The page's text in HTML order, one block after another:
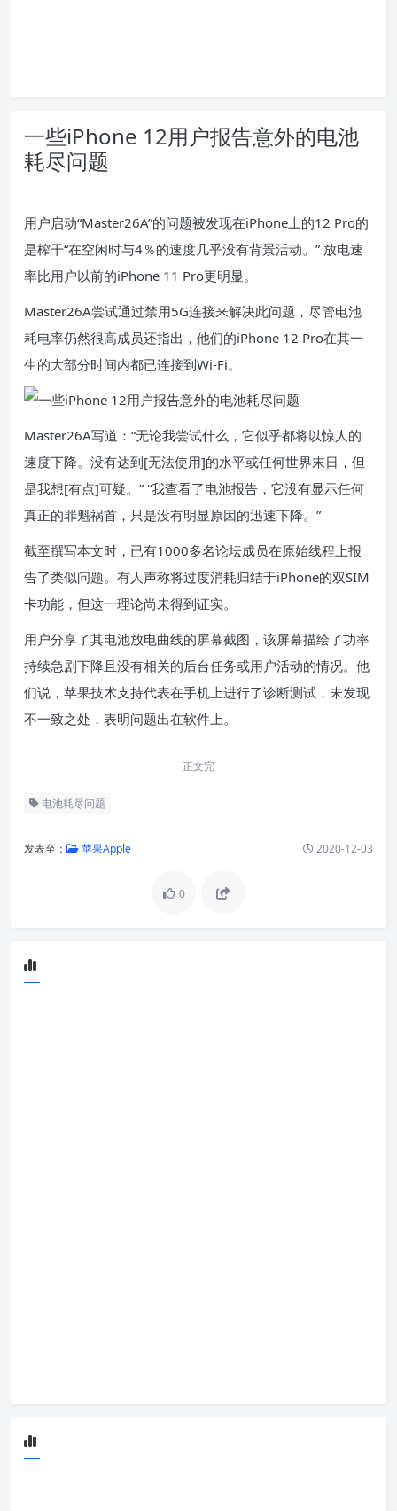
一些iPhone 12用户报告意外的电池
耗尽问题
用户启动“Master26A”的问题被发现在iPhone上的12 Pro的
是榨干“在空闲时与4％的速度几乎没有背景活动。” 放电速
率比用户以前的iPhone 11 Pro更明显。
Master26A尝试通过禁用5G连接来解决此问题，尽管电池
耗电率仍然很高成员还指出，他们的iPhone 12 Pro在其一
生的大部分时间内都已连接到Wi-Fi。
Master26A写道：“无论我尝试什么，它似乎都将以惊人的
速度下降。没有达到[无法使用]的水平或任何世界末日，但
是我想[有点]可疑。” “我查看了电池报告，它没有显示任何
真正的罪魁祸首，只是没有明显原因的迅速下降。”
截至撰写本文时，已有1000多名论坛成员在原始线程上报
告了类似问题。有人声称将过度消耗归结于iPhone的双SIM
卡功能，但这一理论尚未得到证实。
用户分享了其电池放电曲线的屏幕截图，该屏幕描绘了功率
持续急剧下降且没有相关的后台任务或用户活动的情况。他
们说，苹果技术支持代表在手机上进行了诊断测试，未发现
不一致之处，表明问题出在软件上。
正文完
电池耗尽问题
发表至： 苹果Apple 2020-12-03
0